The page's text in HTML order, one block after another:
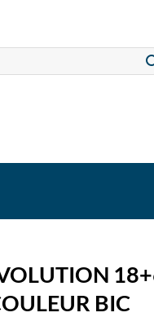
BIC